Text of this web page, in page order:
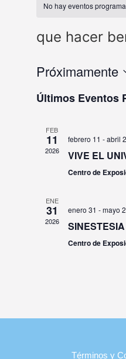
No hay eventos
que hacer
Próximamente
fecha.
Últimos Eventos
FEB
11
2026
febrero 11 -abril
VIVE EL
Centro de
ENE
31
2026
enero 31 -mayo
Centro de
Términos y